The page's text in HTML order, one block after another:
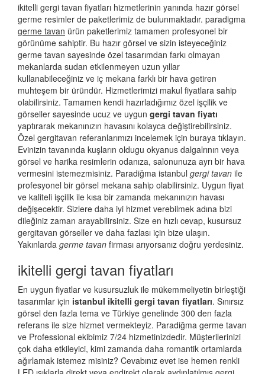
ikitelli gergi tavan fiyatları hizmetlerinin yanında hazır görsel
germe resimler de paketlerimiz de bulunmaktadır. paradigma
germe tavan ürün paketlerimiz tamamen profesyonel bir
görünüme sahiptir. Bu hazır görsel ve sizin isteyeceğiniz
germe tavan sayesinde özel tasarımdan farkı olmayan
mekanlarda sudan etkilenmeyen uzun yıllar
kullanabileceğiniz ve iç mekana farklı bir hava getiren
muhteşem bir üründür. Hizmetlerimizi makul fiyatlara sahip
olabilirsiniz. Tamamen kendi hazırladığımız özel işçilik ve
görseller sayesinde ucuz ve uygun gergi tavan fiyatı
yaptırarak mekanınızın havasını kolayca değiştirebilirsiniz.
Özel gergitavan referanlarımızı incelemek için buraya tıklayın.
Evinizin tavanında kuşların oldugu okyanus dalgalrının veya
görsel ve harika resimlerin odanıza, salonunuza ayrı bir hava
vermesini istemezmisiniz. Paradiğma istanbul gergi tavan ile
profesyonel bir görsel mekana sahip olabilirsiniz. Uygun fiyat
ve kaliteli işçilik ile kısa bir zamanda mekanınızın havası
değişecektir. Sizlere daha iyi hizmet verebilmek adına bizi
dileğiniz zaman arayabilirsiniz. Size en hızlı cevap, kusursuz
gergitavan görseller ve daha fazlası için bize ulaşın.
Yakınlarda germe tavan firması arıyorsanız doğru yerdesiniz.
ikitelli gergi tavan fiyatları
En uygun fiyatlar ve kusursuzluk ile mükemmeliyetin birleştiği
tasarımlar için istanbul ikitelli gergi tavan fiyatları. Sınırsız
görsel den fazla tema ve Türkiye genelinde 300 den fazla
referans ile size hizmet vermekteyiz. Paradiğma germe tavan
ve Professional ekibimiz 7/24 hizmetinizdedir. Müşterilerinizi
çok daha etkileyici, kimi zamanda daha romantik ortamlarda
ağırlamak istemez misiniz? Cevabınız evet ise hemen renkli